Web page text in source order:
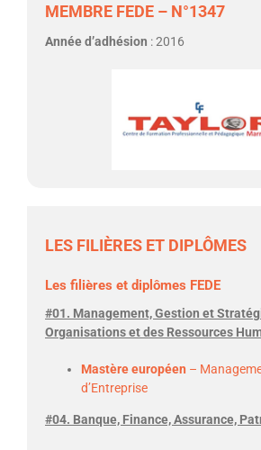
MEMBRE FEDE – N°1347
Année d’adhésion : 2016
LES FILIÈRES ET DIPLÔMES
Les filières et diplômes FEDE
#01. Management, Gestion et
Organisations et des Ressources
Mastère européen –
d’Entreprise
#04. Banque, Finance, Assurance,